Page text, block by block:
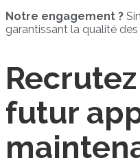
Notre engagement ?
garantissant la qualité
futur